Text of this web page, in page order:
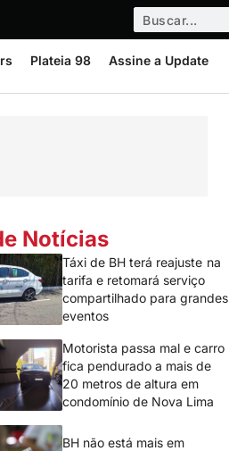
Plateia 98 Assine a Update
Notícias
Táxi de BH terá reajuste na
tarifa e retomará serviço
compartilhado para grandes
eventos
Motorista passa mal e carro
fica pendurado a mais de
20 metros de altura em
condomínio de Nova Lima
BH não está mais em